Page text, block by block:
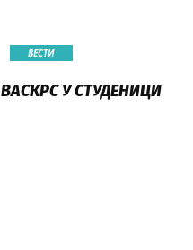
ВЕСТИ
ВАСКРС У СТУДЕНИЦИ